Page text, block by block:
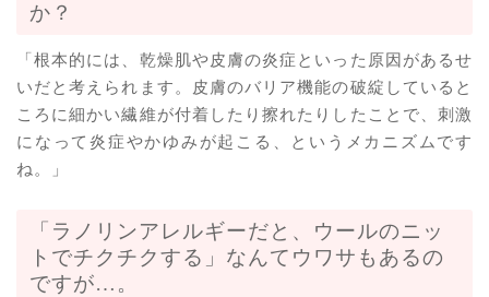
か？
「根本的には、乾燥肌や皮膚の炎症といった原因があるせ
いだと考えられます。皮膚のバリア機能の破綻していると
ころに細かい繊維が付着したり擦れたりしたことで、刺激
になって炎症やかゆみが起こる、というメカニズムです
ね。」
「ラノリンアレルギーだと、ウールのニッ
トでチクチクする」なんてウワサもあるの
ですが…。